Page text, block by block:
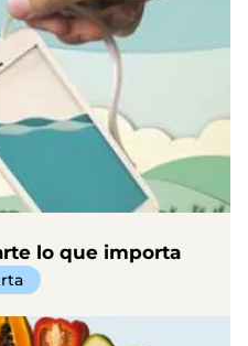
lo que importa